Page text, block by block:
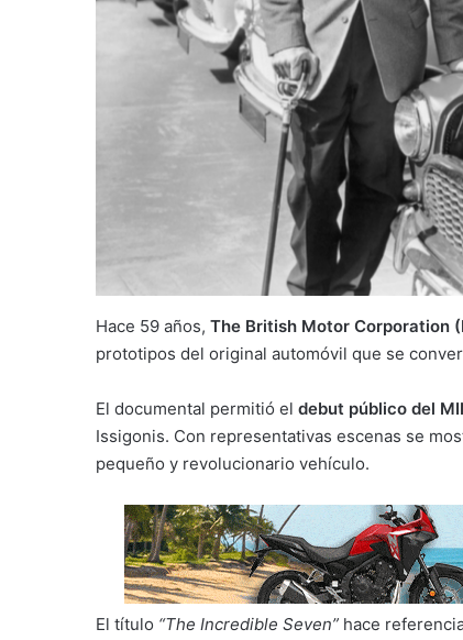
Hace 59 años, The British Motor Corporation
prototipos del original automóvil que se
El documental permitió el debut público del
Issigonis. Con representativas escenas se
pequeño y revolucionario vehículo.
El título “The Incredible Seven” hace